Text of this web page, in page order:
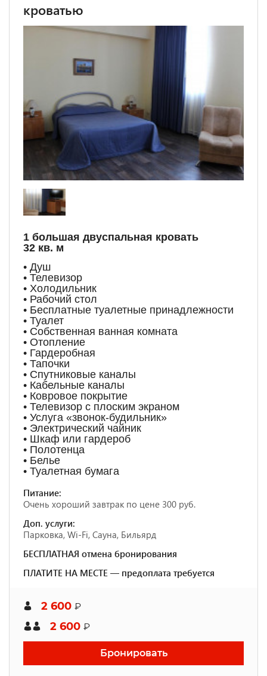
кроватью
1 большая двуспальная кровать
32 кв. м
• Душ
• Телевизор
• Холодильник
• Рабочий стол
• Бесплатные туалетные принадлежности
• Туалет
• Собственная ванная комната
• Отопление
• Гардеробная
• Тапочки
• Спутниковые каналы
• Кабельные каналы
• Ковровое покрытие
• Телевизор с плоским экраном
• Услуга «звонок-будильник»
• Электрический чайник
• Шкаф или гардероб
• Полотенца
• Белье
• Туалетная бумага
Питание:
Очень хороший завтрак по цене 300 руб.
Доп. услуги:
Парковка, Wi-Fi, Сауна, Бильярд
БЕСПЛАТНАЯ отмена бронирования
ПЛАТИТЕ НА МЕСТЕ — предоплата требуется
2 600 ₽
2 600 ₽
Бронировать